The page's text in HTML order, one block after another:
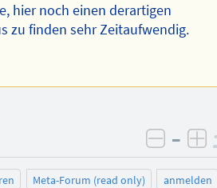
hier noch einen derartigen
zu finden sehr Zeitaufwendig.
–
Meta-Forum (read only)
anmelden